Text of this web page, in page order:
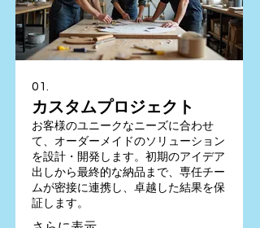
01.
カスタムプロジェクト
お客様のユニークなニーズに合わせ
て、オーダーメイドのソリューション
を設計・開発します。初期のアイデア
出しから最終的な納品まで、専任チー
ムが密接に連携し、卓越した結果を保
証します。